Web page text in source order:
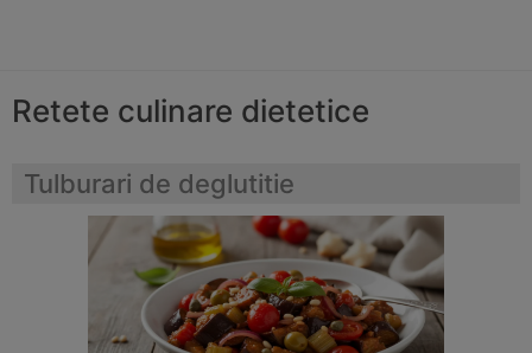
Retete culinare dietetice
Tulburari de deglutitie